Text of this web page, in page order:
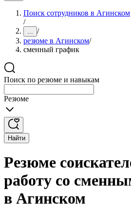
Поиск сотрудников в Агинском
/
... /
резюме в Агинском/
сменный график
Поиск по резюме и навыкам
Резюме
Найти
Резюме
работу со
в Агинском